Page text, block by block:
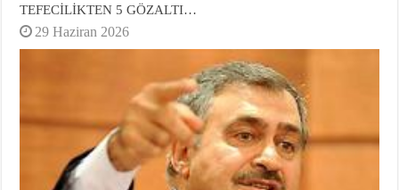
TEFECİLİKTEN 5 GÖZALTI…
29 Haziran 2026